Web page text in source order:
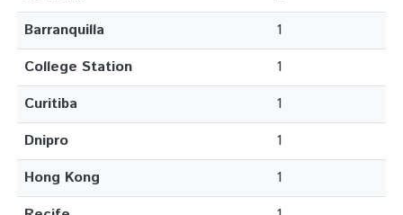
Barranquilla
1
College Station
1
Curitiba
1
Dnipro
1
Hong Kong
1